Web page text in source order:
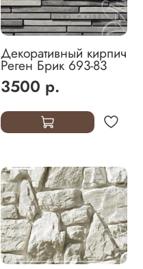
Декоративный кирпич
Реген Брик 693-83
3500 р.